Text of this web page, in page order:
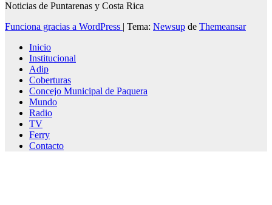
Noticias de Puntarenas y Costa Rica
Funciona gracias a WordPress
Tema: Newsup de Themeansar
Inicio
Institucional
Adip
Coberturas
Concejo Municipal de Paquera
Mundo
Radio
TV
Ferry
Contacto